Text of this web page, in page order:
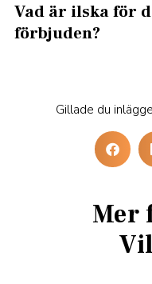
Vad är ilska för
förbjuden?
Gillade du
Mer